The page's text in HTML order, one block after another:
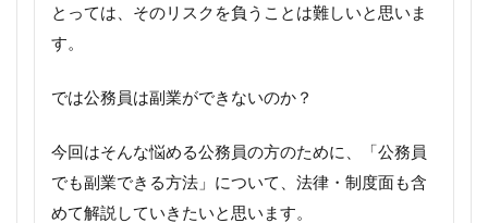
とっては、そのリスクを負うことは難しいと思いま
す。
では公務員は副業ができないのか？
今回はそんな悩める公務員の方のために、「公務員
でも副業できる方法」について、法律・制度面も含
めて解説していきたいと思います。